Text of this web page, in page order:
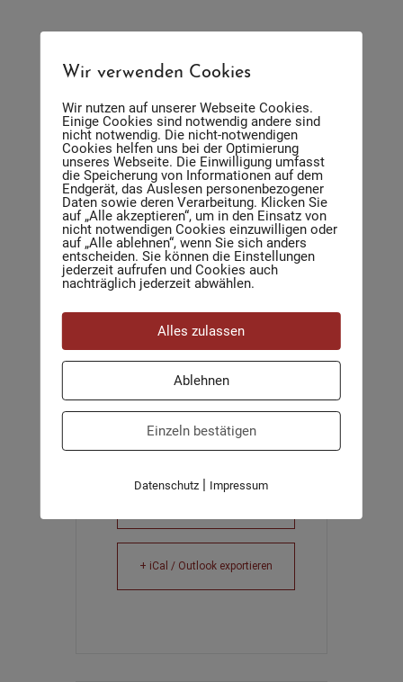
DATUM
27. - 28.09.2025
Abgelaufen!
UHRZEIT
15:00 - 10:00
KATEGORIE
Für Kinder und
Familien
+ iCal / Outlook exportieren
Wir verwenden Cookies
Wir nutzen auf unserer Webseite Cookies.
Einige Cookies sind notwendig andere sind
nicht notwendig. Die nicht-notwendigen
Cookies helfen uns bei der Optimierung
unseres Webseite. Die Einwilligung umfasst
die Speicherung von Informationen auf dem
Endgerät, das Auslesen personenbezogener
Daten sowie deren Verarbeitung. Klicken Sie
auf „Alle akzeptieren“, um in den Einsatz von
nicht notwendigen Cookies einzuwilligen oder
auf „Alle ablehnen“, wenn Sie sich anders
entscheiden. Sie können die Einstellungen
jederzeit aufrufen und Cookies auch
nachträglich jederzeit abwählen.
Alles zulassen
Ablehnen
Einzeln bestätigen
Datenschutz | Impressum